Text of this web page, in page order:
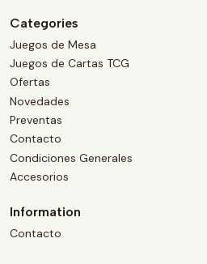
Categories
Juegos de Mesa
Juegos de Cartas TCG
Ofertas
Novedades
Preventas
Contacto
Condiciones Generales
Accesorios
Information
Contacto